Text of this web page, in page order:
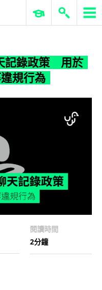
ERP 與商業 AI
記錄政策 用於
規行為
閱讀時間
2分鐘